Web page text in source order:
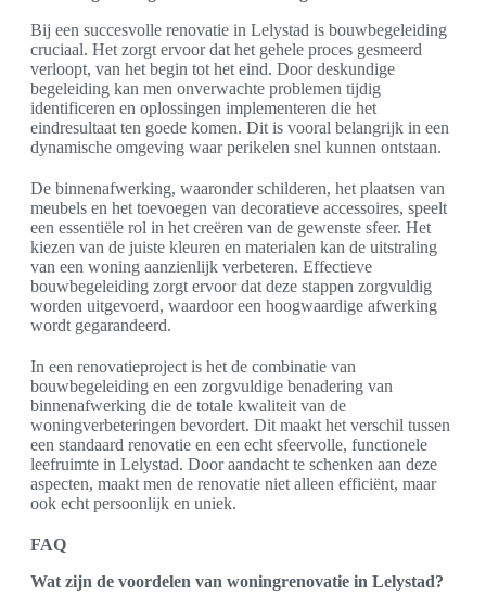
Bij een succesvolle renovatie in Lelystad is bouwbegeleiding
cruciaal. Het zorgt ervoor dat het gehele proces gesmeerd
verloopt, van het begin tot het eind. Door deskundige
begeleiding kan men onverwachte problemen tijdig
identificeren en oplossingen implementeren die het
eindresultaat ten goede komen. Dit is vooral belangrijk in een
dynamische omgeving waar perikelen snel kunnen ontstaan.
De binnenafwerking, waaronder schilderen, het plaatsen van
meubels en het toevoegen van decoratieve accessoires, speelt
een essentiële rol in het creëren van de gewenste sfeer. Het
kiezen van de juiste kleuren en materialen kan de uitstraling
van een woning aanzienlijk verbeteren. Effectieve
bouwbegeleiding zorgt ervoor dat deze stappen zorgvuldig
worden uitgevoerd, waardoor een hoogwaardige afwerking
wordt gegarandeerd.
In een renovatieproject is het de combinatie van
bouwbegeleiding en een zorgvuldige benadering van
binnenafwerking die de totale kwaliteit van de
woningverbeteringen bevordert. Dit maakt het verschil tussen
een standaard renovatie en een echt sfeervolle, functionele
leefruimte in Lelystad. Door aandacht te schenken aan deze
aspecten, maakt men de renovatie niet alleen efficiënt, maar
ook echt persoonlijk en uniek.
FAQ
Wat zijn de voordelen van woningrenovatie in Lelystad?